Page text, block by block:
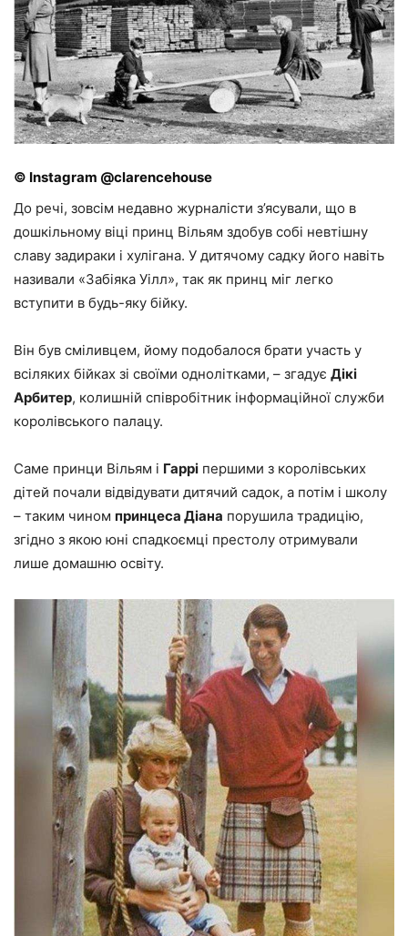
© Instagram @clarencehouse
До речі, зовсім недавно журналісти з’ясували, що в
дошкільному віці принц Вільям здобув собі невтішну
славу задираки і хулігана. У дитячому садку його навіть
називали «Забіяка Уілл», так як принц міг легко
вступити в будь-яку бійку.
Він був сміливцем, йому подобалося брати участь у
всіляких бійках зі своїми однолітками, – згадує Дікі
Арбитер, колишній співробітник інформаційної служби
королівського палацу.
Саме принци Вільям і Гаррі першими з королівських
дітей почали відвідувати дитячий садок, а потім і школу
– таким чином принцеса Діана порушила традицію,
згідно з якою юні спадкоємці престолу отримували
лише домашню освіту.